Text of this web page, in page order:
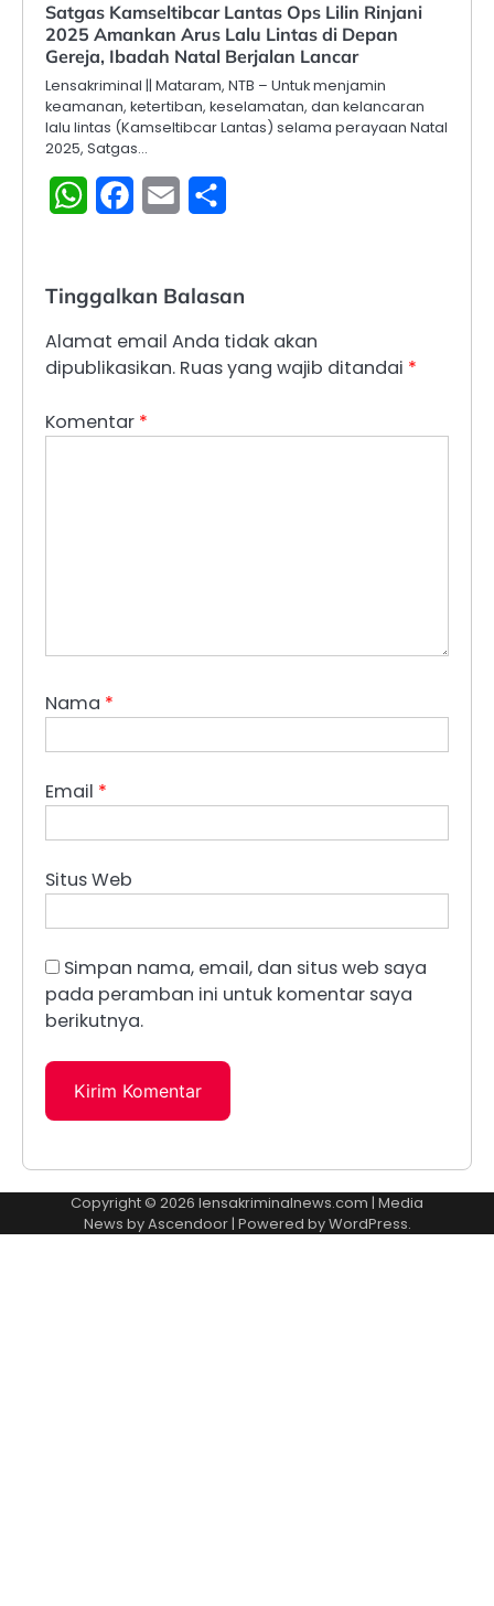
Satgas Kamseltibcar Lantas Ops Lilin Rinjani
2025 Amankan Arus Lalu Lintas di Depan
Gereja, Ibadah Natal Berjalan Lancar
Lensakriminal || Mataram, NTB – Untuk menjamin
keamanan, ketertiban, keselamatan, dan kelancaran
lalu lintas (Kamseltibcar Lantas) selama perayaan Natal
2025, Satgas…
WhatsAppFacebook
Email
Tinggalkan Balasan
Alamat email Anda tidak akan
dipublikasikan. Ruas yang wajib ditandai *
Komentar *
Nama *
Email *
Situs Web
Simpan nama, email, dan situs web saya
pada peramban ini untuk komentar saya
berikutnya.
Copyright © 2026 lensakriminalnews.com | Media
News byAscendoor| Powered byWordPress.